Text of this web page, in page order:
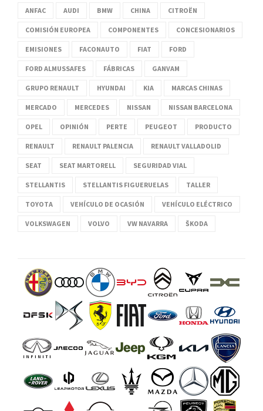
ANFAC AUDI BMW CHINA CITROËN
COMISIÓN EUROPEA COMPONENTES CONCESIONARIOS
EMISIONES FACONAUTO FIAT FORD
FORD ALMUSSAFES FÁBRICAS GANVAM
GRUPO RENAULT HYUNDAI KIA MARCAS CHINAS
MERCADO MERCEDES NISSAN NISSAN BARCELONA
OPEL OPINIÓN PERTE PEUGEOT PRODUCTO
RENAULT RENAULT PALENCIA RENAULT VALLADOLID
SEAT SEAT MARTORELL SEGURIDAD VIAL
STELLANTIS STELLANTIS FIGUERUELAS TALLER
TOYOTA VEHÍCULO DE OCASIÓN VEHÍCULO ELÉCTRICO
VOLKSWAGEN VOLVO VW NAVARRA ŠKODA